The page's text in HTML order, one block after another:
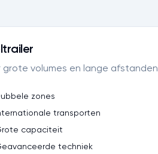
grote volumes en lange afstanden
zones
transporten
capaciteit
techniek